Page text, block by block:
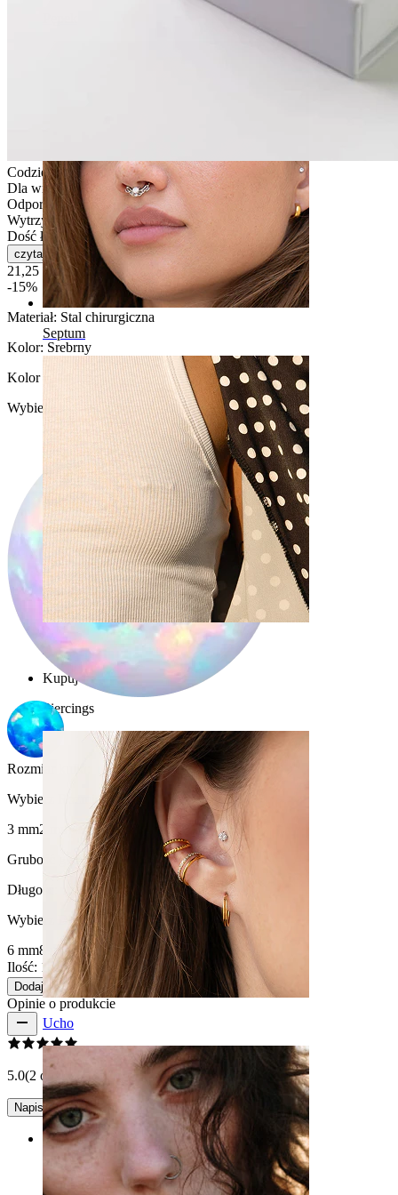
Septum
Sutek
Kupuj według piercingu
Piercings
Ucho
Codzienne użytkowanie
Dla większości rodzajów skóry
Odporna na zachlapania
Wytrzymała
Dość łatwe
czytaj więcej
21,25 zł 25,00 zł
-15%
Materiał: Stal chirurgiczna
Kolor: Srebrny
Kolor kamienia
Wybierz Kolor kamienia
Rozmiar kulki
Wybierz Rozmiar kulki
3 mm2 mm
4 mm
Grubość gwintu:1.2 mm
Długość
Wybierz Długość
6 mm8 mm
Ilość: 1
Zmiana
Dodaj do koszyka
Opinie o produkcie
5.0(2 opinii)
Napisz opinię
Rating